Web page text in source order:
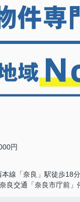
円
本線「奈良」駅徒歩18分
良交通「奈良市庁前」